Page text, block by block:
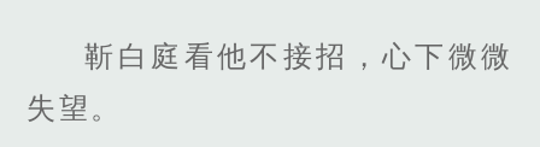
靳白庭看他不接招，心下微微
失望。